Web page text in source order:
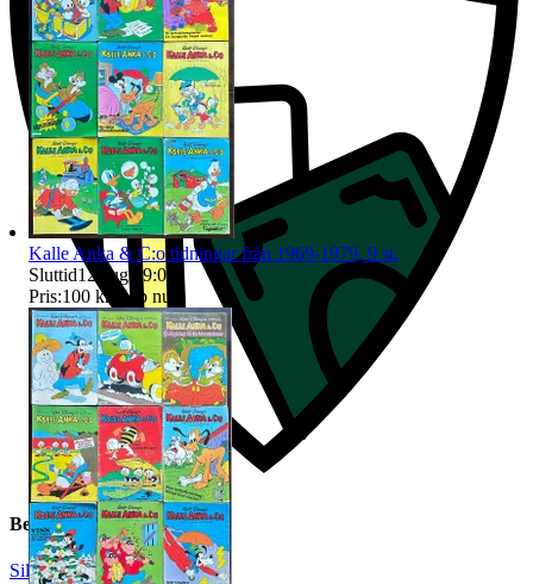
Beskrivning
Silver|
Kalle Anka & C:o tidningar från 1969-1979, 9 st.
Sluttid12 aug 09:08
Pris:100 kr Köp nu